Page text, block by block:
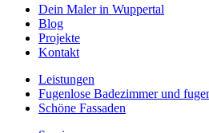
Dein Maler in Wuppertal
Blog
Projekte
Kontakt
Leistungen
Fugenlose Badezimmer und
Schöne Fassaden